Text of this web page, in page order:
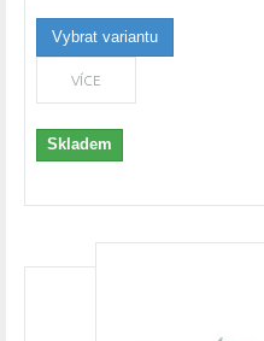
Vybrat variantu
VÍCE
Skladem